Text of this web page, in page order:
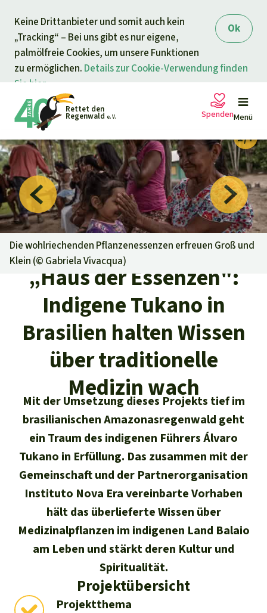
Ok
Keine Drittanbieter und somit auch kein
„Tracking“ – Bei uns gibt es nur eigene,
palmölfreie Cookies, um unsere Funktionen
zu ermöglichen. Details zur Cookie-Verwendung finden
Sie hier.
springen
Rettet den
Regenwald e. V. Menü
Petitionen
Projekte
Informieren
Aktuelles
Alle News
Kids
Newsletter­anmeldung
Unsere Themen
Der Regenwald
Klima
Biodiversität
Schutzgebiete
Palmöl
Biokraftstoff
Tropenholz
Aluminium
Gold
Regenwald Report
Aktuelle Ausgabe
01/2026
04/2025
03/2025
02/2025
01/2025
Ältere Ausgaben
Erfolge
Shop
Überuns
Über uns
Der Verein
40 Jahre Vereins­geschichte
Häufige Fragen
Jahresberichte
Stiftung
Kontakt
Transparenz
Medien
Presse
Presse-Echo
Widget einbinden
Banner einbinden
Freianzeigen
Suche
Deutsch
English
Español
Français
Italiano
Português
Spenden
Ihre Spende hilft
Allgemeine Spende
Dringender Spendenaufruf
Regenwald-Urkunden
Fragen & Antworten
Testament
Spendenkonto
Rettet den
Regenwald e. V.
DE11430609672025 0541 00
GENODEM1GLS
GLS Bank
IBAN kopieren
Spenden für ein Thema
Tierschutz
Waldschutz
Schutz von Indigenen
Spenden für eine Region
Südostasien
Afrika
Die wohlriechenden Pflanzenessenzen erfreuen Groß und
Klein (© Gabriela Vivacqua)
„Haus der Essenzen":
Indigene Tukano in
Brasilien halten Wissen
über traditionelle
Medizin wach
Mit der Umsetzung dieses Projekts tief im
brasilianischen Amazonasregenwald geht
ein Traum des indigenen Führers Álvaro
Tukano in Erfüllung. Das zusammen mit der
Gemeinschaft und der Partnerorganisation
Instituto Nova Era vereinbarte Vorhaben
hält das überlieferte Wissen über
Medizinalpflanzen im indigenen Land Balaio
am Leben und stärkt deren Kultur und
Spiritualität.
Projektübersicht
Projektthema